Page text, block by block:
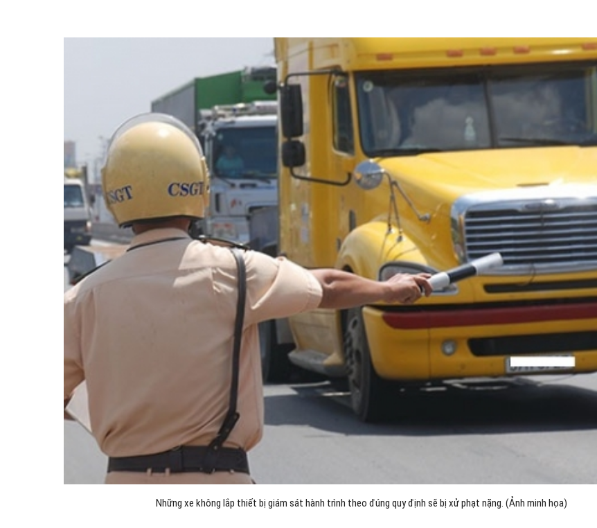
Những xe không lắp thiết bị giám sát hành trình theo đúng quy định sẽ bị xử phạt nặng. (Ảnh minh họa)